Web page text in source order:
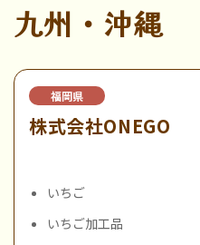
九州・沖縄
福岡県
株式会社ONEGO
いちご
いちご加工品